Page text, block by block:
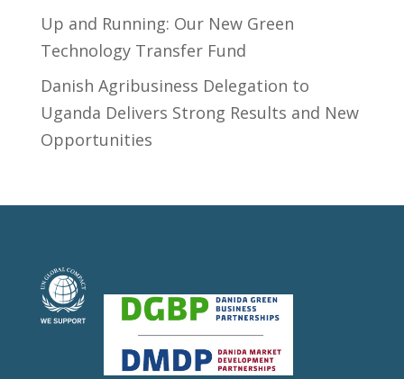
Up and Running: Our New Green
Technology Transfer Fund
​Danish Agribusiness Delegation to
Uganda Delivers Strong Results and New
Opportunities